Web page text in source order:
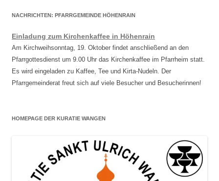
NACHRICHTEN: PFARRGEMEINDE HÖHENRAIN
Einladung zum Kirchenkaffee in Höhenrain
Am Kirchweihsonntag, 19. Oktober findet anschließend an den
Pfarrgottesdienst um 9.00 Uhr das Kirchenkaffee im Pfarrheim statt.
Es wird eingeladen zu Kaffee, Tee und Kirta-Nudeln. Der
Pfarrgemeinderat freut sich auf viele Besucher und Besucherinnen!
HOMEPAGE DER KURATIE WANGEN